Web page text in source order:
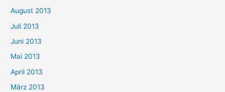
August 2013
Juli 2013
Juni 2013
Mai 2013
April 2013
März 2013